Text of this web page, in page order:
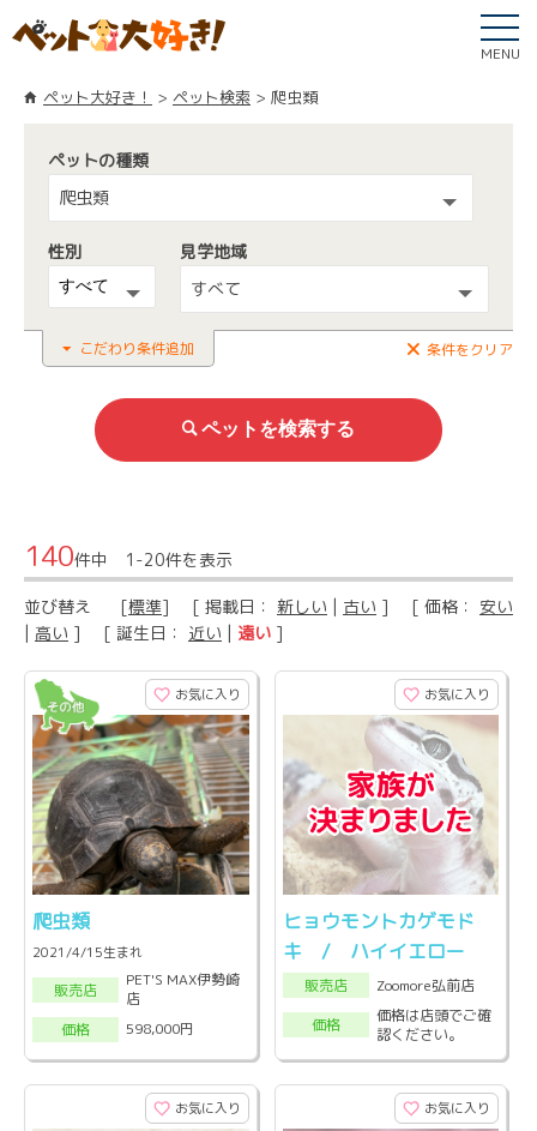
MENU
ペット大好き！ ペット検索 爬虫類
ペットの種類
爬虫類
性別
見学地域
すべて
こだわり条件追加 条件をクリア
140件中 1-20件を表示
並び替え [標準] [ 掲載日： 新しい | 古い ] [ 価格： 安い
| 高い ] [ 誕生日： 近い | 遠い ]
お気に入り
爬虫類
2021/4/15生まれ
販売店
PET'S MAX伊勢崎
店
価格
598,000円
お気に入り
ヒョウモントカゲモド
キ / ハイイエロー
販売店
Zoomore弘前店
価格
価格は店頭でご確
認ください。
お気に入り お気に入り